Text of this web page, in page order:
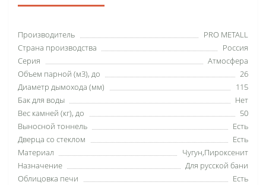
Производитель
PRO METALL
Страна производства
Россия
Серия
Атмосфера
Объем парной (м3), до
26
Диаметр дымохода (мм)
115
Бак для воды
Нет
Вес камней (кг), до
50
Выносной тоннель
Есть
Дверца со стеклом
Есть
Материал
Чугун,Пироксенит
Назначение
Для русской бани
Облицовка печи
Есть